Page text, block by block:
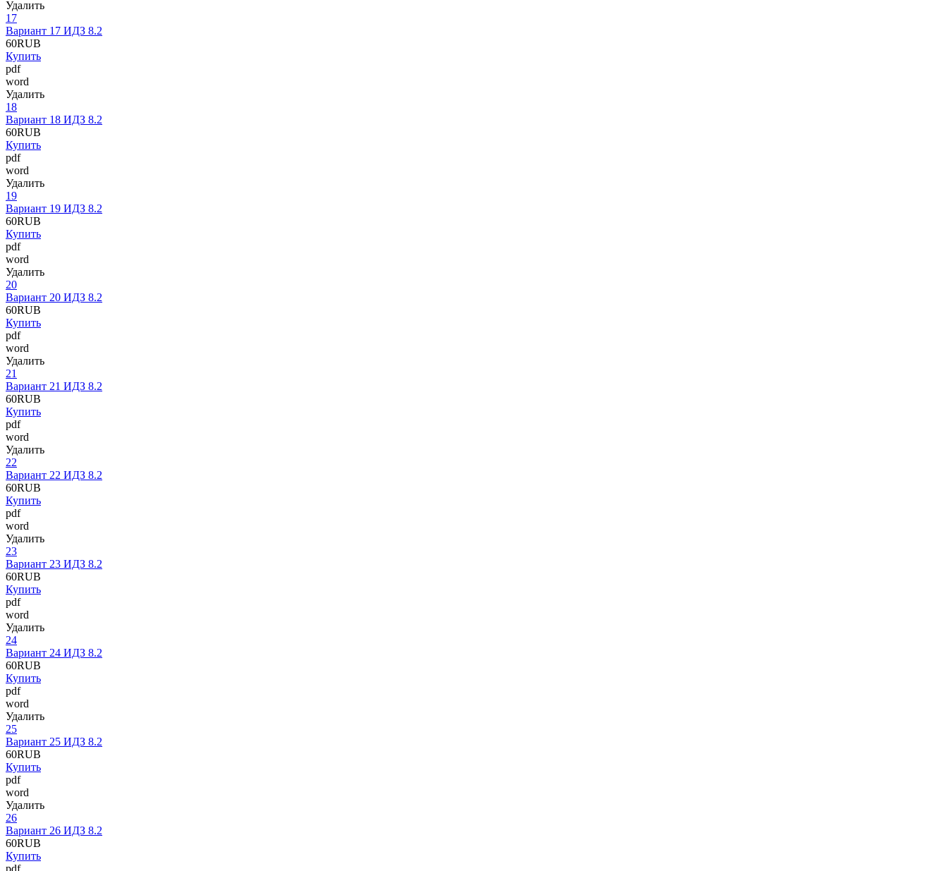
Удалить
17
Вариант 17 ИДЗ 8.2
60RUB
Купить
pdf
word
Удалить
18
Вариант 18 ИДЗ 8.2
60RUB
Купить
pdf
word
Удалить
19
Вариант 19 ИДЗ 8.2
60RUB
Купить
pdf
word
Удалить
20
Вариант 20 ИДЗ 8.2
60RUB
Купить
pdf
word
Удалить
21
Вариант 21 ИДЗ 8.2
60RUB
Купить
pdf
word
Удалить
22
Вариант 22 ИДЗ 8.2
60RUB
Купить
pdf
word
Удалить
23
Вариант 23 ИДЗ 8.2
60RUB
Купить
pdf
word
Удалить
24
Вариант 24 ИДЗ 8.2
60RUB
Купить
pdf
word
Удалить
25
Вариант 25 ИДЗ 8.2
60RUB
Купить
pdf
word
Удалить
26
Вариант 26 ИДЗ 8.2
60RUB
Купить
pdf